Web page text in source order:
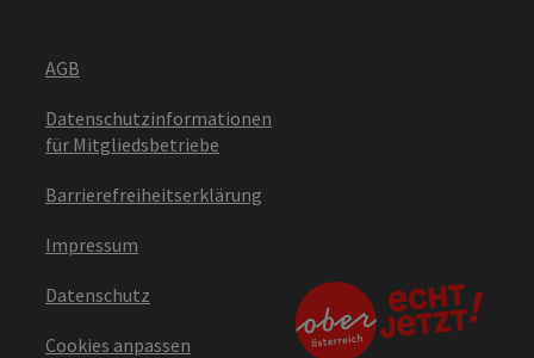
AGB
Datenschutzinformationen
für Mitgliedsbetriebe
Barrierefreiheitserklärung
Impressum
Datenschutz
Cookies anpassen